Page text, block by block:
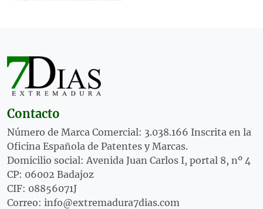
Contacto
Número de Marca Comercial: 3.038.166 Inscrita en la
Oficina Española de Patentes y Marcas.
Domicilio social: Avenida Juan Carlos I, portal 8, nº 4
CP: 06002 Badajoz
CIF: 08856071J
Correo: info@extremadura7dias.com